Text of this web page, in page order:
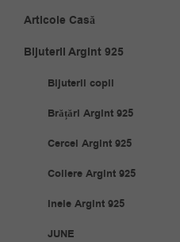
Articole Casă
Bijuterii Argint 925
Bijuterii copii
Brățări Argint 925
Cercei Argint 925
Coliere Argint 925
Inele Argint 925
JUNE